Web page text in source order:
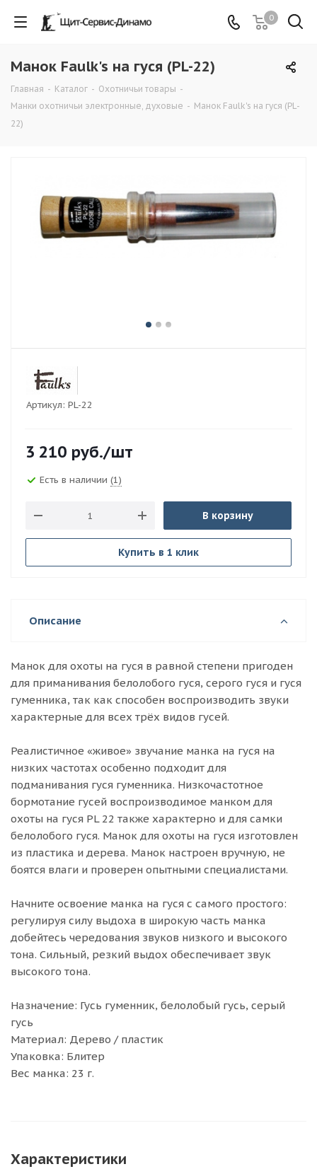
0
Манок Faulk's на гуся (PL-22)
Главная - Каталог - Охотничьи товары -
Манки охотничьи электронные, духовые - Манок Faulk's на гуся (PL-
22)
Артикул: PL-22
3 210 руб./шт
Есть в наличии (1)
В корзину
Купить в 1 клик
Описание
Манок для охоты на гуся в равной степени пригоден
для приманивания белолобого гуся, серого гуся и гуся
гуменника, так как способен воспроизводить звуки
характерные для всех трёх видов гусей.
Реалистичное «живое» звучание манка на гуся на
низких частотах особенно подходит для
подманивания гуся гуменника. Низкочастотное
бормотание гусей воспроизводимое манком для
охоты на гуся PL 22 также характерно и для самки
белолобого гуся. Манок для охоты на гуся изготовлен
из пластика и дерева. Манок настроен вручную, не
боятся влаги и проверен опытными специалистами.
Начните освоение манка на гуся с самого простого:
регулируя силу выдоха в широкую часть манка
добейтесь чередования звуков низкого и высокого
тона. Сильный, резкий выдох обеспечивает звук
высокого тона.
Назначение: Гусь гуменник, белолобый гусь, серый
гусь
Материал: Дерево / пластик
Упаковка: Блитер
Вес манка: 23 г.
Характеристики